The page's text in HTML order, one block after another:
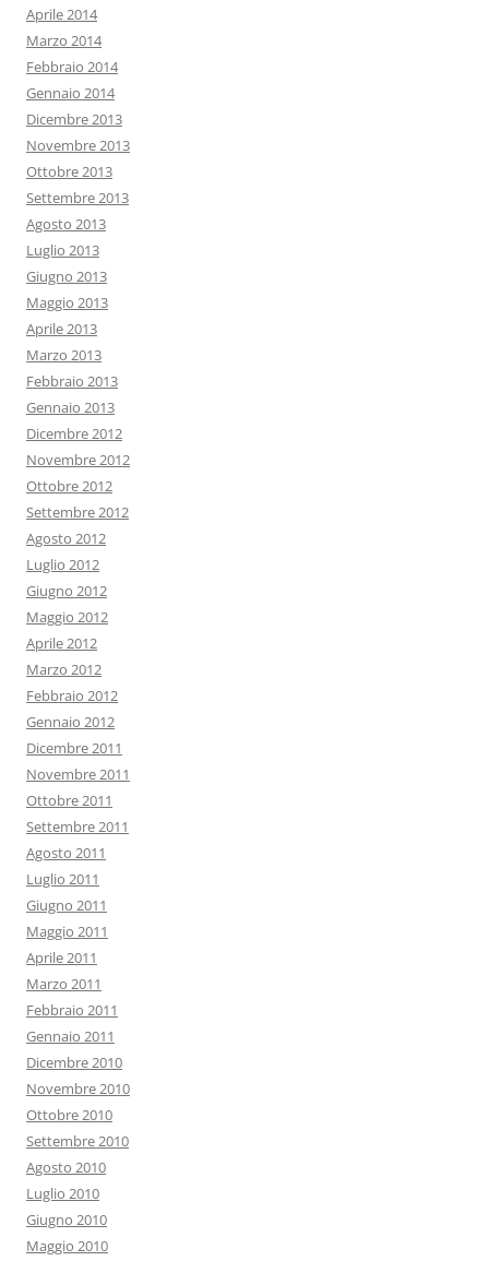
Aprile 2014
Marzo 2014
Febbraio 2014
Gennaio 2014
Dicembre 2013
Novembre 2013
Ottobre 2013
Settembre 2013
Agosto 2013
Luglio 2013
Giugno 2013
Maggio 2013
Aprile 2013
Marzo 2013
Febbraio 2013
Gennaio 2013
Dicembre 2012
Novembre 2012
Ottobre 2012
Settembre 2012
Agosto 2012
Luglio 2012
Giugno 2012
Maggio 2012
Aprile 2012
Marzo 2012
Febbraio 2012
Gennaio 2012
Dicembre 2011
Novembre 2011
Ottobre 2011
Settembre 2011
Agosto 2011
Luglio 2011
Giugno 2011
Maggio 2011
Aprile 2011
Marzo 2011
Febbraio 2011
Gennaio 2011
Dicembre 2010
Novembre 2010
Ottobre 2010
Settembre 2010
Agosto 2010
Luglio 2010
Giugno 2010
Maggio 2010